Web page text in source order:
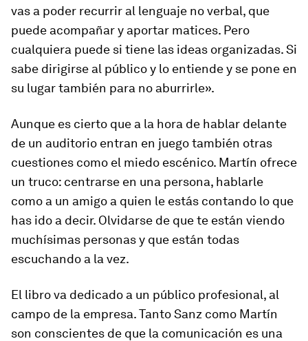
vas a poder recurrir al lenguaje no verbal, que
puede acompañar y aportar matices. Pero
cualquiera puede si tiene las ideas organizadas. Si
sabe dirigirse al público y lo entiende y se pone en
su lugar también para no aburrirle».
Aunque es cierto que a la hora de hablar delante
de un auditorio entran en juego también otras
cuestiones como el miedo escénico. Martín ofrece
un truco: centrarse en una persona, hablarle
como a un amigo a quien le estás contando lo que
has ido a decir. Olvidarse de que te están viendo
muchísimas personas y que están todas
escuchando a la vez.
El libro va dedicado a un público profesional, al
campo de la empresa. Tanto Sanz como Martín
son conscientes de que la comunicación es una